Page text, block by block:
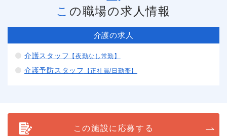
この職場の求人情報
介護の求人
介護スタッフ 【夜勤なし常勤】
介護予防スタッフ 【正社員/日勤帯】
この施設に応募する